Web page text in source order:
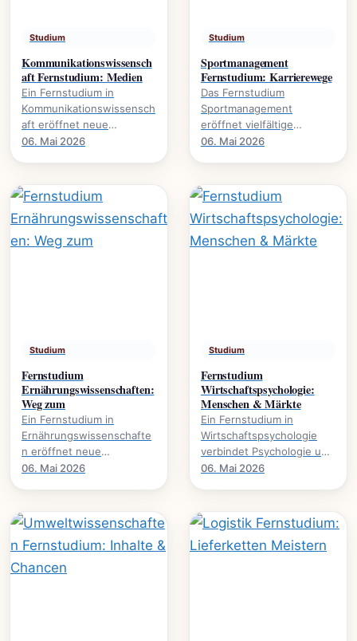
Studium
Kommunikationswissensch
aft Fernstudium: Medien
Ein Fernstudium in
Kommunikationswissensch
aft eröffnet neue
Perspektiven auf Medien,
Es.
06. Mai 2026
Studium
Sportmanagement
Fernstudium: Karrierewege
Das Fernstudium
Sportmanagement
eröffnet vielfältige
Karrierewege im
und welche.
06. Mai 2026
Studium
Fernstudium
Ernährungswissenschaften:
Weg zum
Ein Fernstudium in
Ernährungswissenschafte
n eröffnet neue
Karrierewege., welche
gelingt.
06. Mai 2026
Studium
Fernstudium
Wirtschaftspsychologie:
Menschen & Märkte
Ein Fernstudium in
Wirtschaftspsychologie
verbindet Psychologie und
Wirtschaft. Es eröffnet
06. Mai 2026